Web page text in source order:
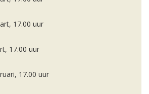
17.00 uur
17.00 uur
17.00 uur